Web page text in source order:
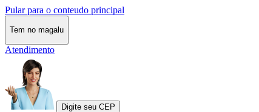
Pular para o conteudo principal
Tem no magalu
Atendimento
Digite seu CEP